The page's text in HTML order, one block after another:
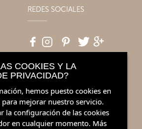
REDES SOCIALES
COOKIES Y LA
PRIVACIDAD?
hemos puesto cookies en
mejorar nuestro servicio.
la configuración de las cookies
en cualquier momento. Más